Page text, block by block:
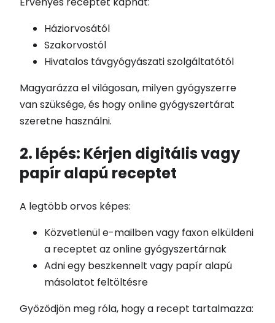
Háziorvosától
Szakorvostól
Hivatalos távgyógyászati szolgáltatótól
Magyarázza el világosan, milyen gyógyszerre
van szüksége, és hogy online gyógyszertárat
szeretne használni.
2. lépés: Kérjen digitális vagy
papír alapú receptet
A legtöbb orvos képes:
Közvetlenül e-mailben vagy faxon elküldeni
a receptet az online gyógyszertárnak
Adni egy beszkennelt vagy papír alapú
másolatot feltöltésre
Győződjön meg róla, hogy a recept tartalmazza: